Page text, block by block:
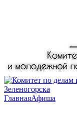
ГлавнаяАфиша